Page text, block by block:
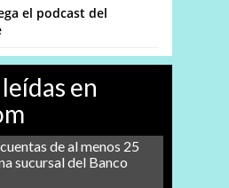
el podcast del
en
de al menos 25
sucursal del Banco